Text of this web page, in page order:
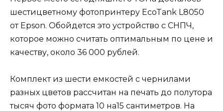
шестицветному фотопринтеру EcoTank L8050
от Epson. Обойдется это устройство с СНПЧ,
которое можно считать оптимальным по цене и
качеству, около 36 000 рублей.
Комплект из шести емкостей с чернилами
разных цветов рассчитан на печать до полутора
тысяч фото формата 10 на15 сантиметров. На